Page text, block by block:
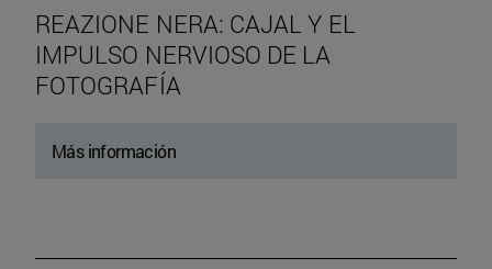
REAZIONE NERA: CAJAL Y EL
IMPULSO NERVIOSO DE LA
FOTOGRAFÍA
Más información